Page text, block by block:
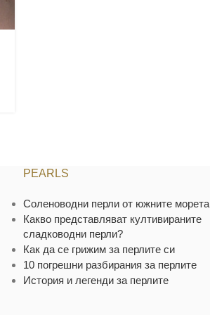
PEARLS
Соленоводни перли от южните морета
Какво представляват култивираните
сладководни перли?
Как да се грижим за перлите си
10 погрешни разбирания за перлите
История и легенди за перлите